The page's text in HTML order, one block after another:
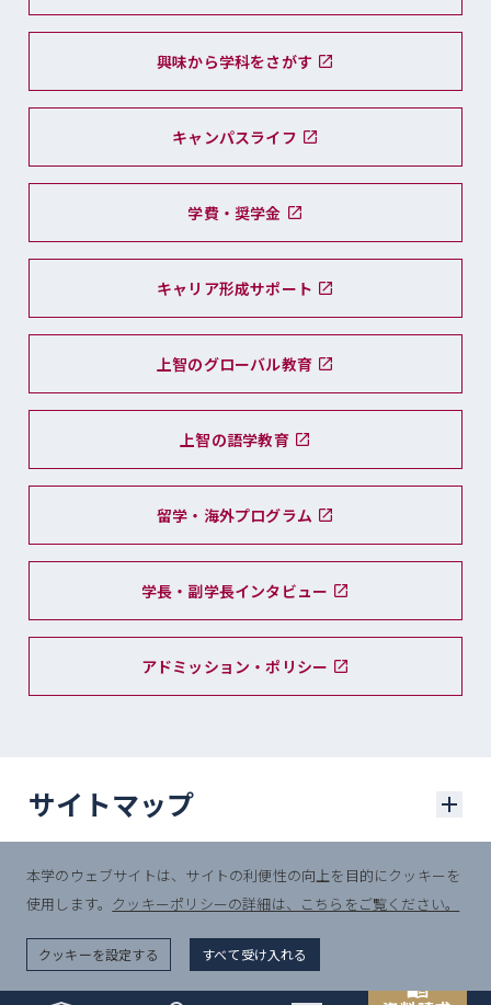
興味から学科をさがす
キャンパスライフ
学費・奨学金
キャリア形成サポート
上智のグローバル教育
上智の語学教育
留学・海外プログラム
学長・副学長インタビュー
アドミッション・ポリシー
サイトマップ
学部入試
学部入試に関するニュース
一般選抜入試
本学のウェブサイトは、サイトの利便性の向上を目的にクッキーを
使用します。 クッキーポリシーの詳細は、こちらをご覧ください。
クッキーを設定する すべて受け入れる